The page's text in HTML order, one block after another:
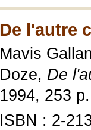
De l'autre
Mavis
Doze, De
1994, 253
ISBN : 2-